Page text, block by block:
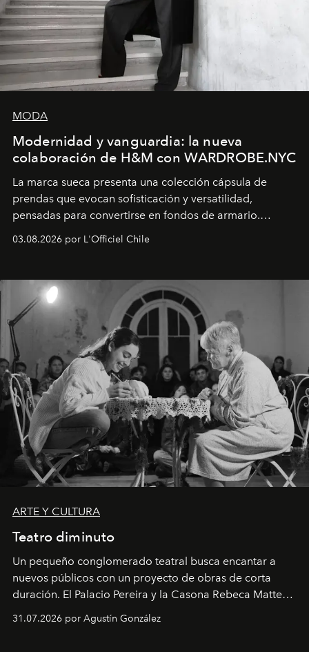
MODA
Modernidad y vanguardia: la nueva
colaboración de H&M con WARDROBE.NYC
La marca sueca presenta una colección cápsula de
prendas que evocan sofisticación y versatilidad,
pensadas para convertirse en fondos de armario.
03.08.2026 por L'Officiel Chile
ARTE Y CULTURA
Teatro diminuto
Un pequeño conglomerado teatral busca encantar a
nuevos públicos con un proyecto de obras de corta
duración. El Palacio Pereira y la Casona Rebeca Matte
miniobras. Sus puestas en escena son limpias; ponen el
31.07.2026 por Agustín González